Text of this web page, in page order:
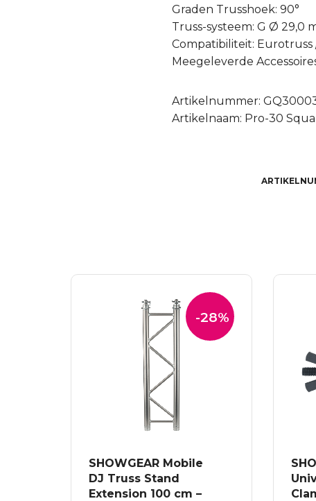
Graden Trusshoek: 90°
Truss-systeem: G Ø 29,0
Compatibiliteit: Eurotruss
Meegeleverde
Artikelnummer:
Artikelnaam: Pro-30
-28%
SHOWGEAR Mobile
DJ Truss Stand
Extension 100 cm –